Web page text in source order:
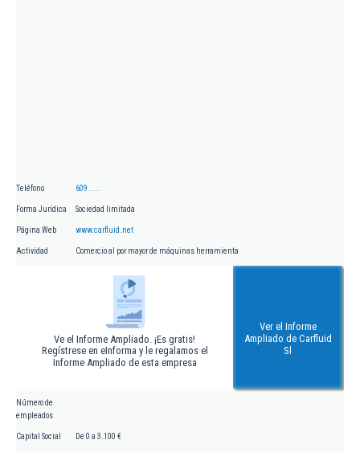
Teléfono 609.....
Forma Jurídica Sociedad limitada
Página Web www.carfluid.net
Actividad Comercio al por mayor de máquinas herramienta
Ve el Informe Ampliado. ¡Es gratis!
Regístrese en eInforma y le regalamos el
Informe Ampliado de esta empresa
Ver el Informe
Ampliado de Carfluid
Sl
Número de
empleados
Capital Social De 0 a 3.100 €